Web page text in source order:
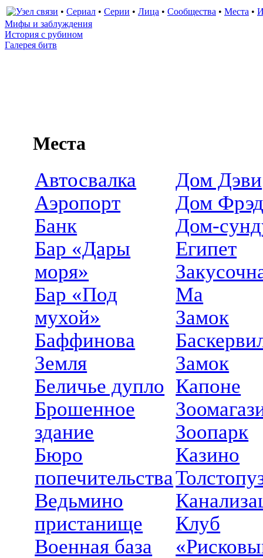
• Сериал • Серии • Лица • Сообщества • Места •
Мифы и заблуждения
История с рубином
Галерея битв
Места
Автосвалка
Аэропорт
Банк
Бар «Дары
моря»
Бар «Под
мухой»
Баффинова
Земля
Беличье дупло
Брошенное
здание
Бюро
попечительства
Ведьмино
пристанище
Военная база
Дом Дэви
Дом
Дом-
Египет
Ма
Замок
Замок
Капоне
Зоопарк
Казино
Клуб